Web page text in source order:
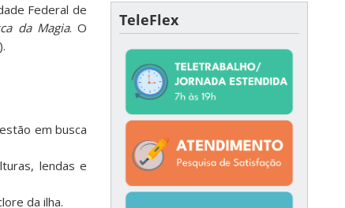
Federal de
da Magia. O
em busca
lendas e
da ilha.
TeleFlex